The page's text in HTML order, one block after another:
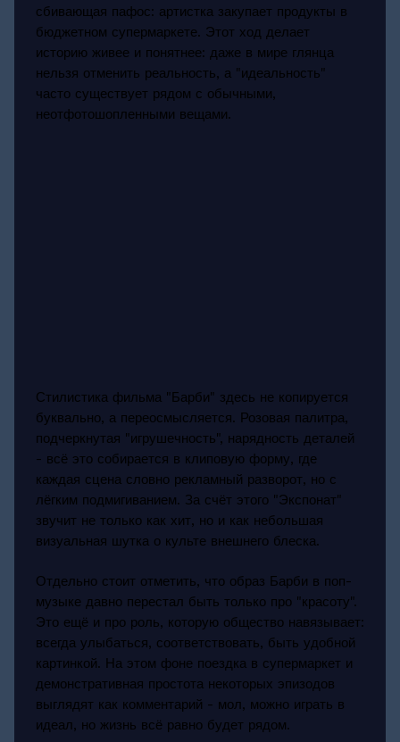
сбивающая пафос: артистка закупает продукты в
бюджетном супермаркете. Этот ход делает
историю живее и понятнее: даже в мире глянца
нельзя отменить реальность, а "идеальность"
часто существует рядом с обычными,
неотфотошопленными вещами.
Стилистика фильма "Барби" здесь не копируется
буквально, а переосмысляется. Розовая палитра,
подчеркнутая "игрушечность", нарядность деталей
- всё это собирается в клиповую форму, где
каждая сцена словно рекламный разворот, но с
лёгким подмигиванием. За счёт этого "Экспонат"
звучит не только как хит, но и как небольшая
визуальная шутка о культе внешнего блеска.
Отдельно стоит отметить, что образ Барби в поп-
музыке давно перестал быть только про "красоту".
Это ещё и про роль, которую общество навязывает:
всегда улыбаться, соответствовать, быть удобной
картинкой. На этом фоне поездка в супермаркет и
демонстративная простота некоторых эпизодов
выглядят как комментарий - мол, можно играть в
идеал, но жизнь всё равно будет рядом.